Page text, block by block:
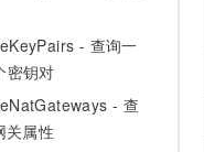
- 查询一
密钥对
- 查
关属性